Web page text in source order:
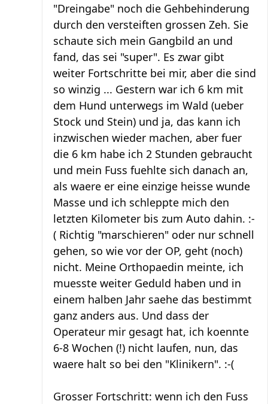
"Dreingabe" noch die Gehbehinderung
durch den versteiften grossen Zeh. Sie
schaute sich mein Gangbild an und
fand, das sei "super". Es zwar gibt
weiter Fortschritte bei mir, aber die sind
so winzig ... Gestern war ich 6 km mit
dem Hund unterwegs im Wald (ueber
Stock und Stein) und ja, das kann ich
inzwischen wieder machen, aber fuer
die 6 km habe ich 2 Stunden gebraucht
und mein Fuss fuehlte sich danach an,
als waere er eine einzige heisse wunde
Masse und ich schleppte mich den
letzten Kilometer bis zum Auto dahin. :-
( Richtig "marschieren" oder nur schnell
gehen, so wie vor der OP, geht (noch)
nicht. Meine Orthopaedin meinte, ich
muesste weiter Geduld haben und in
einem halben Jahr saehe das bestimmt
ganz anders aus. Und dass der
Operateur mir gesagt hat, ich koennte
6-8 Wochen (!) nicht laufen, nun, das
waere halt so bei den "Klinikern". :-(
Grosser Fortschritt: wenn ich den Fuss